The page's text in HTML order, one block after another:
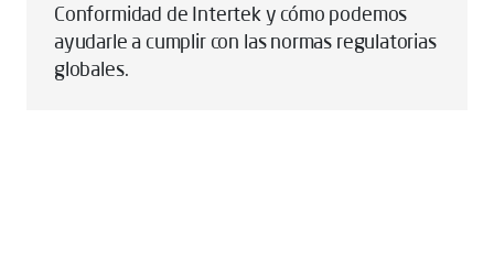
Conformidad de Intertek y cómo podemos
ayudarle a cumplir con las normas regulatorias
globales.